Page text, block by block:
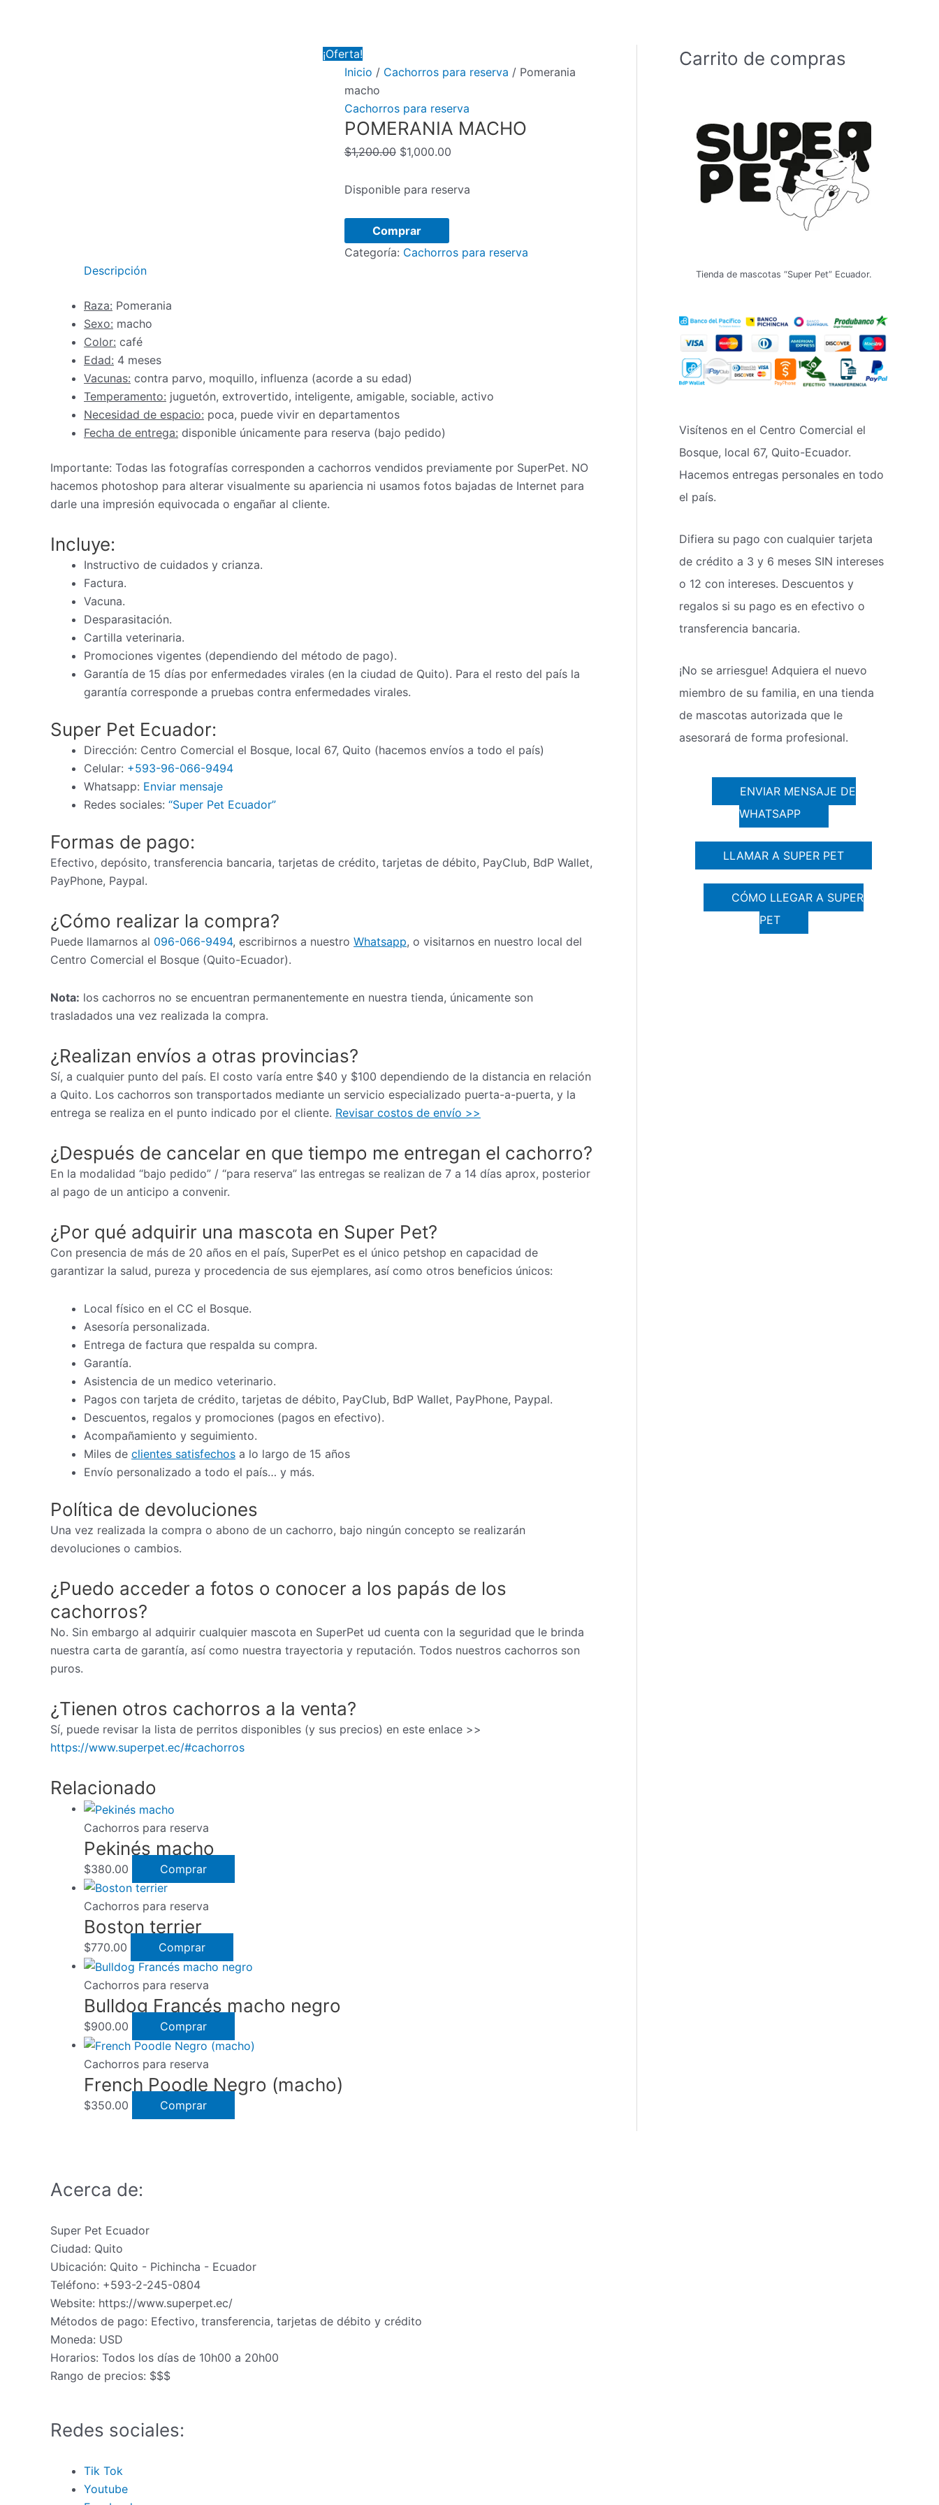
¡Oferta!
Inicio / Cachorros para reserva / Pomerania
macho
Cachorros para reserva
POMERANIA MACHO
$1,200.00 El
original
$1,200.00.
$1,000.00El
actual
Disponible para reserva
Pomerania
macho
cantidad
Comprar
Categoría: Cachorros para reserva
Descripción
Raza: Pomerania
Sexo: macho
Color: café
Edad: 4 meses
Vacunas: contra parvo, moquillo, influenza (acorde a su edad)
Temperamento: juguetón, extrovertido, inteligente, amigable, sociable, activo
Necesidad de espacio: poca, puede vivir en departamentos
Fecha de entrega: disponible únicamente para reserva (bajo pedido)
Importante: Todas las fotografías corresponden a cachorros vendidos previamente por SuperPet. NO
hacemos photoshop para alterar visualmente su apariencia ni usamos fotos bajadas de Internet para
darle una impresión equivocada o engañar al cliente.
Incluye:
Instructivo de cuidados y crianza.
Factura.
Vacuna.
Desparasitación.
Cartilla veterinaria.
Promociones vigentes (dependiendo del método de pago).
Garantía de 15 días por enfermedades virales (en la ciudad de Quito). Para el resto del país la
garantía corresponde a pruebas contra enfermedades virales.
Super Pet Ecuador:
Dirección: Centro Comercial el Bosque, local 67, Quito (hacemos envíos a todo el país)
Celular: +593-96-066-9494
Whatsapp: Enviar mensaje
Redes sociales: “Super Pet Ecuador”
Formas de pago:
Efectivo, depósito, transferencia bancaria, tarjetas de crédito, tarjetas de débito, PayClub, BdP Wallet,
PayPhone, Paypal.
¿Cómo realizar la compra?
Puede llamarnos al 096-066-9494, escribirnos a nuestro Whatsapp, o visitarnos en nuestro local del
Centro Comercial el Bosque (Quito-Ecuador).
Nota: los cachorros no se encuentran permanentemente en nuestra tienda, únicamente son
trasladados una vez realizada la compra.
¿Realizan envíos a otras provincias?
Sí, a cualquier punto del país. El costo varía entre $40 y $100 dependiendo de la distancia en relación
a Quito. Los cachorros son transportados mediante un servicio especializado puerta-a-puerta, y la
entrega se realiza en el punto indicado por el cliente. Revisar costos de envío >>
¿Después de cancelar en que tiempo me entregan el cachorro?
En la modalidad “bajo pedido” / “para reserva” las entregas se realizan de 7 a 14 días aprox, posterior
al pago de un anticipo a convenir.
¿Por qué adquirir una mascota en Super Pet?
Con presencia de más de 20 años en el país, SuperPet es el único petshop en capacidad de
garantizar la salud, pureza y procedencia de sus ejemplares, así como otros beneficios únicos:
Local físico en el CC el Bosque.
Asesoría personalizada.
Entrega de factura que respalda su compra.
Garantía.
Asistencia de un medico veterinario.
Pagos con tarjeta de crédito, tarjetas de débito, PayClub, BdP Wallet, PayPhone, Paypal.
Descuentos, regalos y promociones (pagos en efectivo).
Acompañamiento y seguimiento.
Miles de clientes satisfechos a lo largo de 15 años
Envío personalizado a todo el país… y más.
Política de devoluciones
Una vez realizada la compra o abono de un cachorro, bajo ningún concepto se realizarán
devoluciones o cambios.
¿Puedo acceder a fotos o conocer a los papás de los
cachorros?
No. Sin embargo al adquirir cualquier mascota en SuperPet ud cuenta con la seguridad que le brinda
nuestra carta de garantía, así como nuestra trayectoria y reputación. Todos nuestros cachorros son
puros.
¿Tienen otros cachorros a la venta?
Sí, puede revisar la lista de perritos disponibles (y sus precios) en este enlace >>
https://www.superpet.ec/#cachorros
Relacionado
Cachorros para reserva
Pekinés macho
$380.00 Comprar
Cachorros para reserva
Boston terrier
$770.00 Comprar
Cachorros para reserva
Bulldog Francés macho negro
$900.00 Comprar
Cachorros para reserva
French Poodle Negro (macho)
$350.00 Comprar
Carrito de compras
Tienda de mascotas “Super Pet” Ecuador.
Visítenos en el Centro Comercial el
Bosque, local 67, Quito-Ecuador.
Hacemos entregas personales en todo
el país.
Difiera su pago con cualquier tarjeta
de crédito a 3 y 6 meses SIN intereses
o 12 con intereses. Descuentos y
regalos si su pago es en efectivo o
transferencia bancaria.
¡No se arriesgue! Adquiera el nuevo
miembro de su familia, en una tienda
de mascotas autorizada que le
asesorará de forma profesional.
ENVIAR MENSAJE DE
WHATSAPP
LLAMAR A SUPER PET
CÓMO LLEGAR A SUPER
PET
Acerca de:
Super Pet Ecuador
Ciudad: Quito
Ubicación: Quito - Pichincha - Ecuador
Teléfono: +593-2-245-0804
Website: https://www.superpet.ec/
Métodos de pago: Efectivo, transferencia, tarjetas de débito y crédito
Moneda: USD
Horarios: Todos los días de 10h00 a 20h00
Rango de precios: $$$
Redes sociales:
Tik Tok
Youtube